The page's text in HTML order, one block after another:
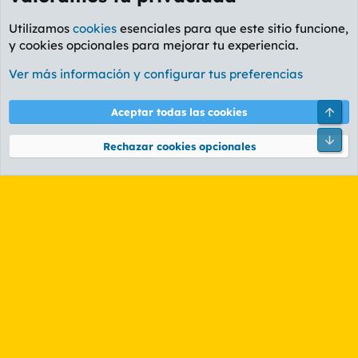
Foro General
Cookies
PL OLDSTYLE AMARILLO
Términos y reglas Política de privacidad Ayuda
Community platform by XenForo® © 2010-2026 XenForo Ltd.
Utilizamos cookies esenciales para que este sitio funcione,
y cookies opcionales para mejorar tu experiencia.
Ver más información y configurar tus preferencias
Aceptar todas las cookies
Rechazar cookies opcionales
Pie